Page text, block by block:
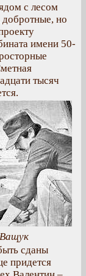
с лесом
но
имени 50-
тысяч
сданы
придется